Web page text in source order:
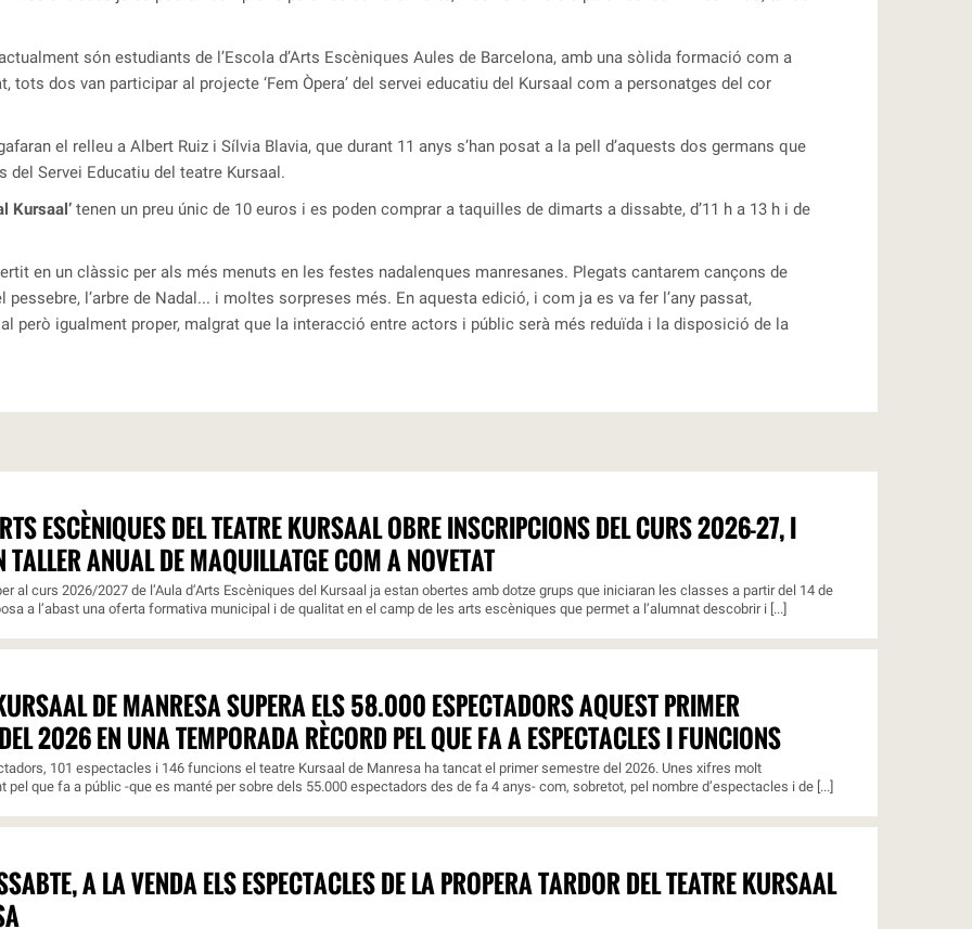
són estudiants de l’Escola d’Arts Escèniques Aules de Barcelona, amb una sòlida formació com a
dos van participar al projecte ‘Fem Òpera’ del servei educatiu del Kursaal com a personatges del cor
el relleu a Albert Ruiz i Sílvia Blavia, que durant 11 anys s’han posat a la pell d’aquests dos germans que
Servei Educatiu del teatre Kursaal.
Kursaal’ tenen un preu únic de 10 euros i es poden comprar a taquilles de dimarts a dissabte, d’11 h a 13 h i de
en un clàssic per als més menuts en les festes nadalenques manresanes. Plegats cantarem cançons de
l’arbre de Nadal... i moltes sorpreses més. En aquesta edició, i com ja es va fer l’any passat,
però igualment proper, malgrat que la interacció entre actors i públic serà més reduïda i la disposició de la
ESCÈNIQUES DEL TEATRE KURSAAL OBRE INSCRIPCIONS DEL CURS 2026-27, I
TALLER ANUAL DE MAQUILLATGE COM A NOVETAT
al curs 2026/2027 de l’Aula d’Arts Escèniques del Kursaal ja estan obertes amb dotze grups que iniciaran les classes a partir del 14 de
a l’abast una oferta formativa municipal i de qualitat en el camp de les arts escèniques que permet a l’alumnat descobrir i [...]
DE MANRESA SUPERA ELS 58.000 ESPECTADORS AQUEST PRIMER
2026 EN UNA TEMPORADA RÈCORD PEL QUE FA A ESPECTACLES I FUNCIONS
101 espectacles i 146 funcions el teatre Kursaal de Manresa ha tancat el primer semestre del 2026. Unes xifres molt
que fa a públic -que es manté per sobre dels 55.000 espectadors des de fa 4 anys- com, sobretot, pel nombre d’espectacles i de [...]
A LA VENDA ELS ESPECTACLES DE LA PROPERA TARDOR DEL TEATRE KURSAAL